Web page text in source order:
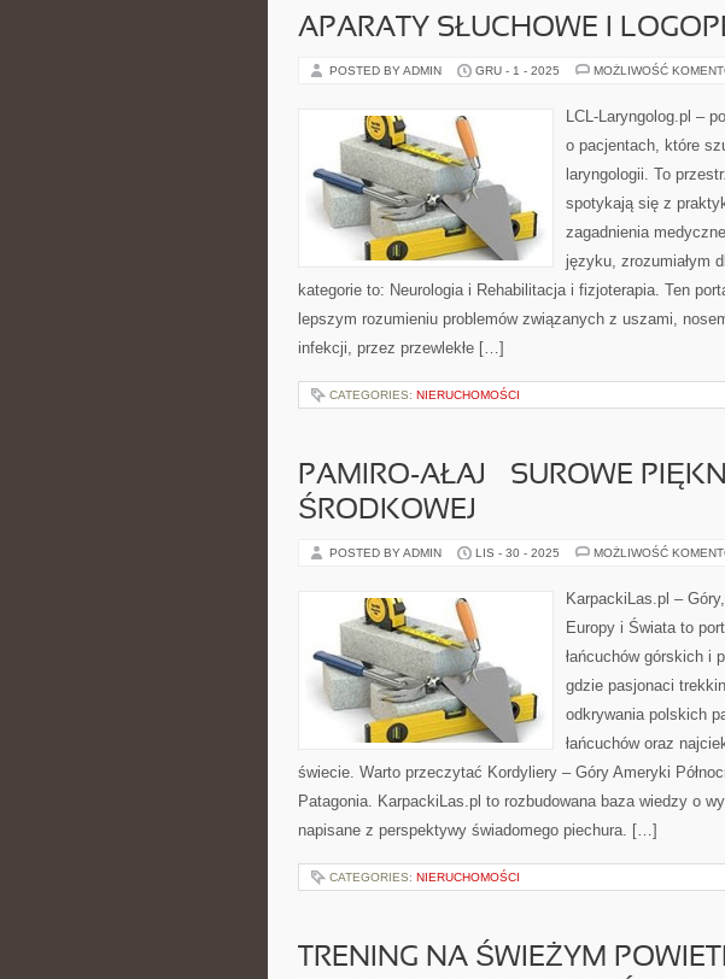
APARATY SŁUCHOWE I
POSTED BY ADMIN GRU - 1 - 2025 MOŻLIWOŚĆ
LCL-Laryngolog.pl –
o pacjentach, które
laryngologii. To
spotykają się z
zagadnienia
języku, zrozumiałym
kategorie to: Neurologia i Rehabilitacja i fizjoterapia. Ten
lepszym rozumieniu problemów związanych z uszami,
infekcji, przez przewlekłe […]
CATEGORIES: NIERUCHOMOŚCI
PAMIRO-AŁAJ – SUROWE
ŚRODKOWEJ
POSTED BY ADMIN LIS - 30 - 2025 MOŻLIWOŚĆ
KarpackiLas.pl –
Europy i Świata to
łańcuchów górskich i
gdzie pasjonaci
odkrywania polskich
łańcuchów oraz
świecie. Warto przeczytać Kordyliery – Góry Ameryki
Patagonia. KarpackiLas.pl to rozbudowana baza wiedzy o
napisane z perspektywy świadomego piechura. […]
CATEGORIES: NIERUCHOMOŚCI
TRENING NA ŚWIEŻYM